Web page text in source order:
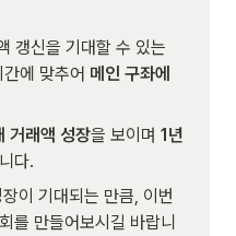
갱신을 기대할 수 있는
에 맞추어 메인 구좌에
거래액 성장을 보이며 1년
다.
이 기대되는 만큼, 이번
를 만들어보시길 바랍니